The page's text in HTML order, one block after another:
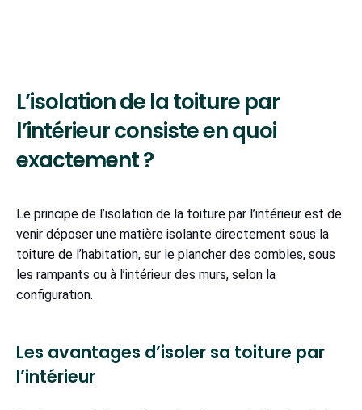
L’isolation de la toiture par
l’intérieur consiste en quoi
exactement ?
Le principe de l’isolation de la toiture par l’intérieur est de
venir déposer une matière isolante directement sous la
toiture de l’habitation, sur le plancher des combles, sous
les rampants ou à l’intérieur des murs, selon la
configuration.
Les avantages d’isoler sa toiture par
l’intérieur